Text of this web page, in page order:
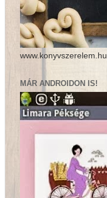
www.konyvszerelem.hu
MÁR ANDROIDON IS!